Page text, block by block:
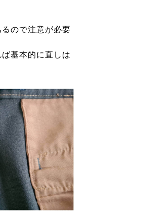
ので注意が必要
基本的に直しは